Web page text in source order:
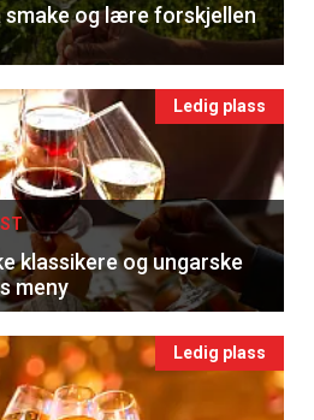
smake og lære forskjellen
Ledig plass
klassikere og ungarske
meny
Ledig plass